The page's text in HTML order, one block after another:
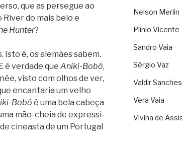
que as per­se­gue ao
River do mais belo e
Hun­ter?
é, os ale­mães sabem.
é ver­dade que Aniki-Bobó,
visto com olhos de ver,
encan­ta­ria um velho
Bobó é uma bela cabeça
mão-cheia de expres­si­
cine­asta de um Por­tu­gal
Nelson Merlin
Plínio Vicente
Sandro Vaia
Sérgio Vaz
Valdir Sanches
Vera Vaia
Vivina de